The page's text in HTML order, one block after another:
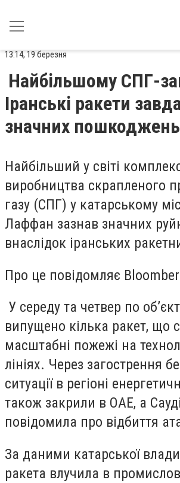
13:14, 19 березня
Найбільшому СПГ-
Іранські ракети
значних пошкоджень
Найбільший у світі
виробництва скрапленого
газу (СПГ) у катарському
Лаффан зазнав значних
внаслідок іранських
Про це повідомляє
У середу та четвер по
випущено кілька ракет, що
масштабні пожежі на
лініях. Через загострення
ситуації в регіоні
також закрили в ОАЕ, а
повідомила про відбиття
За даними катарської
ракета влучила в